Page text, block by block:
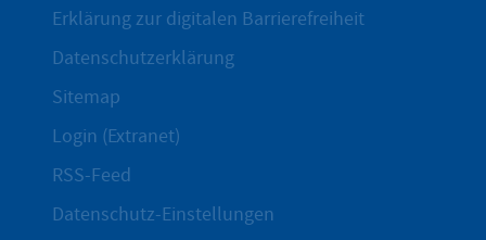
Erklärung zur digitalen Barrierefreiheit
Datenschutzerklärung
Sitemap
Login (Extranet)
RSS-Feed
Datenschutz-Einstellungen